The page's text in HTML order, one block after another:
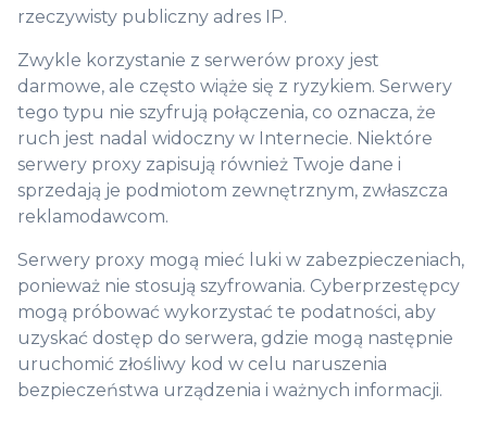
rzeczywisty publiczny adres IP.
Zwykle korzystanie z serwerów proxy jest
darmowe, ale często wiąże się z ryzykiem. Serwery
tego typu nie szyfrują połączenia, co oznacza, że
ruch jest nadal widoczny w Internecie. Niektóre
serwery proxy zapisują również Twoje dane i
sprzedają je podmiotom zewnętrznym, zwłaszcza
reklamodawcom.
Serwery proxy mogą mieć luki w zabezpieczeniach,
ponieważ nie stosują szyfrowania. Cyberprzestępcy
mogą próbować wykorzystać te podatności, aby
uzyskać dostęp do serwera, gdzie mogą następnie
uruchomić złośliwy kod w celu naruszenia
bezpieczeństwa urządzenia i ważnych informacji.